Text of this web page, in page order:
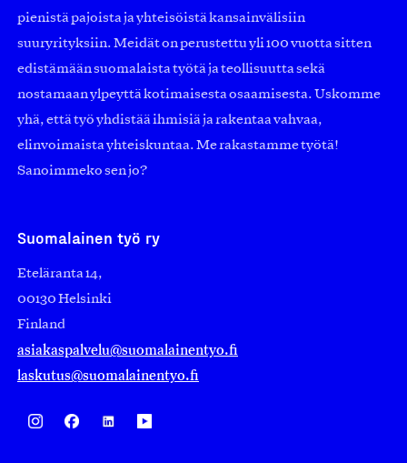
pienistä pajoista ja yhteisöistä kansainvälisiin
suuryrityksiin. Meidät on perustettu yli 100 vuotta sitten
edistämään suomalaista työtä ja teollisuutta sekä
nostamaan ylpeyttä kotimaisesta osaamisesta. Uskomme
yhä, että työ yhdistää ihmisiä ja rakentaa vahvaa,
elinvoimaista yhteiskuntaa. Me rakastamme työtä!
Sanoimmeko sen jo?
Suomalainen työ ry
Eteläranta 14,
00130 Helsinki
Finland
asiakaspalvelu@suomalainentyo.fi
laskutus@suomalainentyo.fi